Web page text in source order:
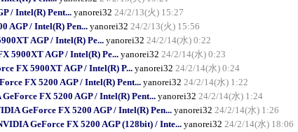
/ Intel(R) Pent...yanorei32 24/2/13(火) 15:27
AGP / Intel(R) Pen... yanorei32 24/2/13(火) 15:56
AGP / Intel(R) Pe... yanorei32 24/2/14(水) 0:22
5900XT AGP / Intel(R) Pe... yanorei32 24/2/14(水) 0:23
FX 5900XT AGP / Intel(R) P... yanorei32 24/2/14(水) 0:24
FX 5200 AGP / Intel(R) Pent...yanorei32 24/2/14(水) 1:22
FX 5200 AGP / Intel(R) Pent...yanorei32 24/2/14(水) 1:24
GeForce FX 5200 AGP / Intel(R) Pen... yanorei32 24/2/14(水) 1:26
GeForce FX 5200 AGP (128bit) / Inte... yanorei32 24/2/14(水) 18:06